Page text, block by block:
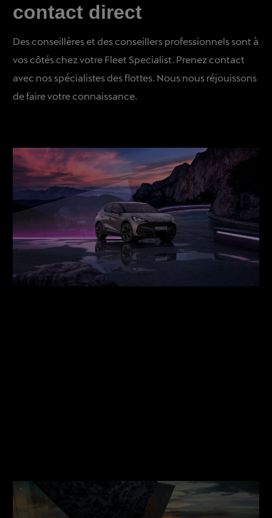
contact direct
Des conseillères et des conseillers professionnels sont à
vos côtés chez votre Fleet Specialist. Prenez contact
avec nos spécialistes des flottes. Nous nous réjouissons
de faire votre connaissance.